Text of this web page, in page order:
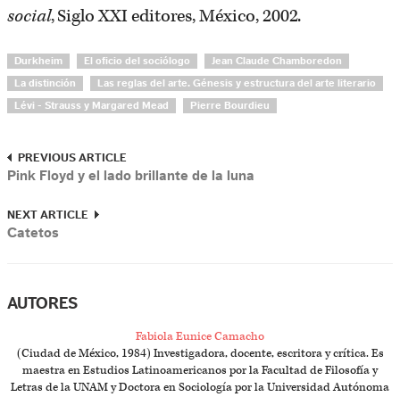
social, Siglo XXI editores, México, 2002.
Durkheim El oficio del sociólogo Jean Claude Chamboredon
La distinción Las reglas del arte. Génesis y estructura del arte literario
Lévi - Strauss y Margared Mead Pierre Bourdieu
PREVIOUS ARTICLE
Pink Floyd y el lado brillante de la luna
NEXT ARTICLE
Catetos
AUTORES
Fabiola Eunice Camacho
(Ciudad de México, 1984) Investigadora, docente, escritora y crítica. Es
maestra en Estudios Latinoamericanos por la Facultad de Filosofía y
Letras de la UNAM y Doctora en Sociología por la Universidad Autónoma